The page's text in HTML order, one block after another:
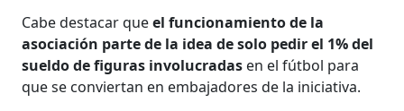
Cabe destacar queel funcionamiento de la
asociación parte de la idea de solo pedir el 1% del
sueldo de figuras involucradas en el fútbol para
que se conviertan en embajadores de la iniciativa.